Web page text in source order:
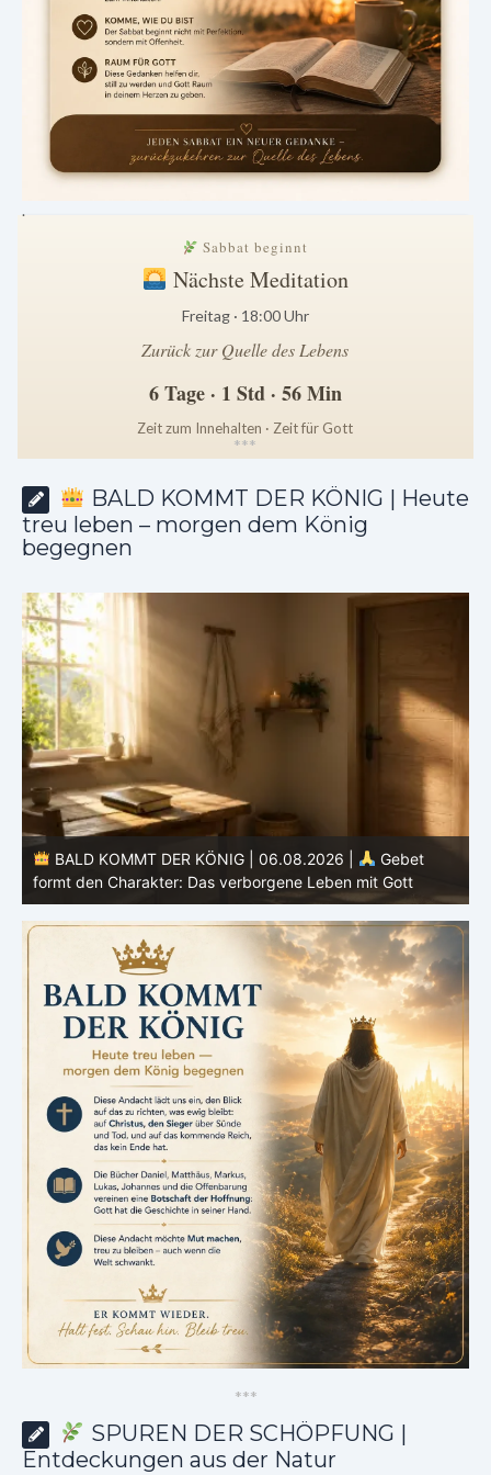
.
Sabbat beginnt
Nächste Meditation
Freitag · 18:00 Uhr
Zurück zur Quelle des Lebens
6 Tage · 1 Std · 56 Min
Zeit zum Innehalten · Zeit für Gott
***
BALD KOMMT DER KÖNIG | Heute
treu leben – morgen dem König
begegnen
BALD KOMMT DER KÖNIG | 05.08.2026 |
Tägliche
Hingabe: Jeden Tag neu mit Christus
***
SPUREN DER SCHÖPFUNG |
Entdeckungen aus der Natur